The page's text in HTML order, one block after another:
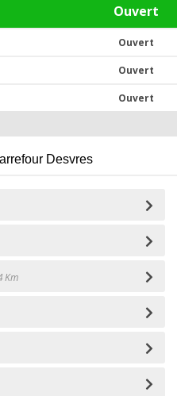
Ouvert
Ouvert
Ouvert
Ouvert
Desvres
Km